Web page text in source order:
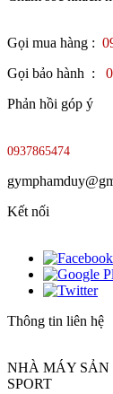
Gọi mua hàng :
Gọi bảo hành :
Phản hồi góp ý
0937865474
Kết nối
Thông tin liên hệ
NHÀ MÁY SẢN
SPORT